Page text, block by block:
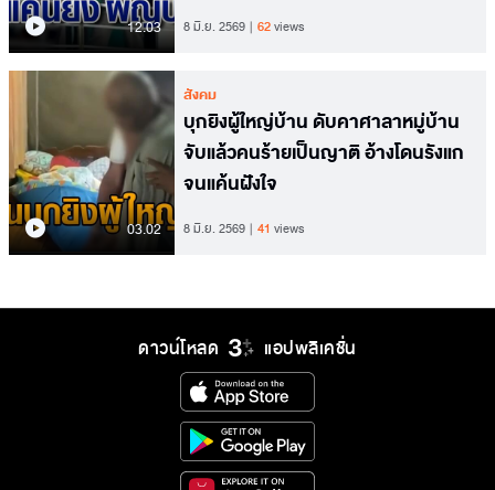
12.03 8 มิ.ย. 2569 62views
03.02
สังคม
บุกยิงผู้ใหญ่บ้าน ดับคาศาลาหมู่บ้าน
จับแล้วคนร้ายเป็นญาติ อ้างโดนรังแก
จนแค้นฝังใจ
8 มิ.ย. 2569 41 views
ดาวน์โหลด แอปพลิเคชั่น